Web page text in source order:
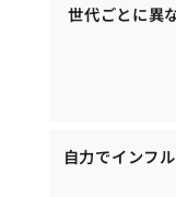
世代ごとに異
自力でインフ